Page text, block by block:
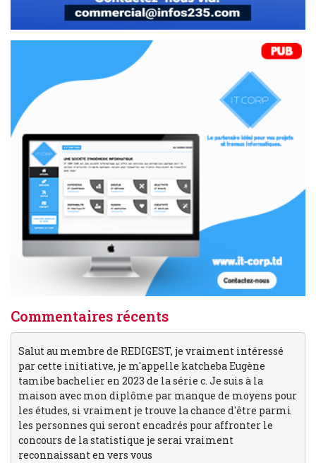
Commentaires récents
Salut au membre de REDIGEST, je vraiment intéressé
par cette initiative, je m'appelle katcheba Eugène
tamibe bachelier en 2023 de la série c. Je suis à la
maison avec mon diplôme par manque de moyens pour
les études, si vraiment je trouve la chance d'être parmi
les personnes qui seront encadrés pour affronter le
concours de la statistique je serai vraiment
reconnaissant en vers vous